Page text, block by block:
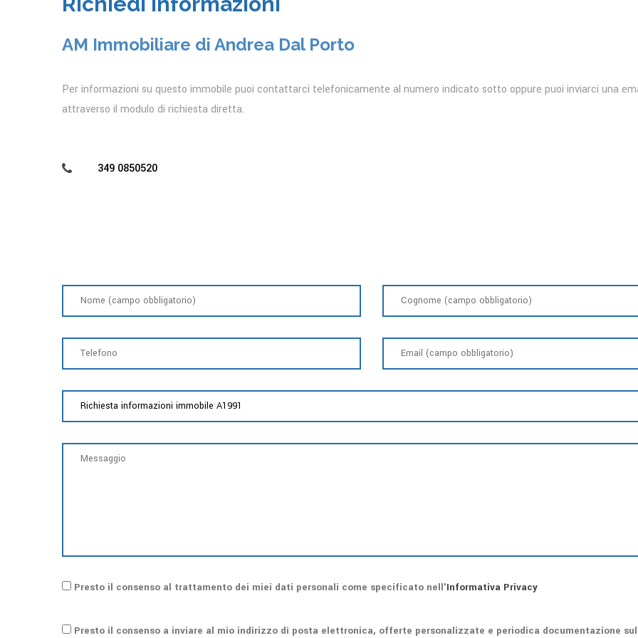
AM Immobiliare di Andrea Dal Porto
Per informazioni su questo immobile puoi contattarci telefonicamente al numero indicato sotto oppure puoi inviarci una
attraverso il modulo di richiesta diretta.
349 0850520
Presto il consenso al trattamento dei miei dati personali come specificato nell'Informativa Privacy
Presto il consenso a inviare al mio indirizzo di posta elettronica, offerte personalizzate e periodica documentazione